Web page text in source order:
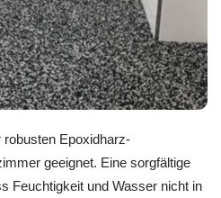
robusten Epoxidharz-
geeignet. Eine sorgfältige
Feuchtigkeit und Wasser nicht in